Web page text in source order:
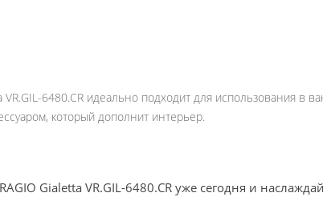
VR.GIL-6480.CR идеально подходит для использования
который дополнит интерьер.
Gialetta VR.GIL-6480.CR уже сегодня и